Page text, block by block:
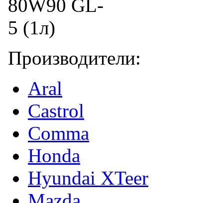
Производители:
Aral
Castrol
Comma
Honda
Hyundai XTeer